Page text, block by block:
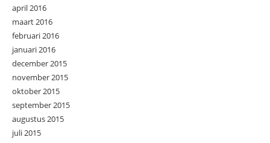
april 2016
maart 2016
februari 2016
januari 2016
december 2015
november 2015
oktober 2015
september 2015
augustus 2015
juli 2015